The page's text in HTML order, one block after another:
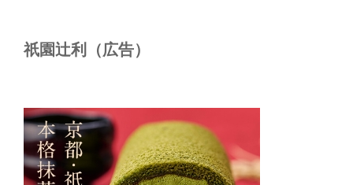
祇園辻利（広告）